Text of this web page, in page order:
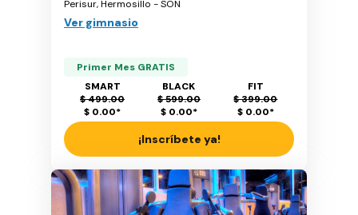
Perisur, Hermosillo - SON
Ver gimnasio
Primer Mes GRATIS
SMART
$ 499.00
$ 0.00*
BLACK
$ 599.00
$ 0.00*
FIT
$ 399.00
$ 0.00*
¡Inscríbete ya!